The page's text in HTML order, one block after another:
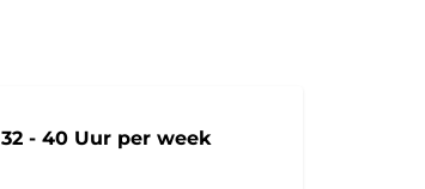
32 - 40 Uur per week